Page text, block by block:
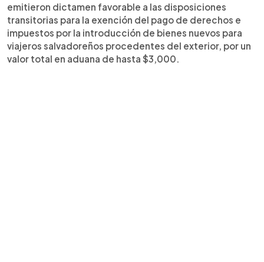
emitieron dictamen favorable a las disposiciones
transitorias para la exención del pago de derechos e
impuestos por la introducción de bienes nuevos para
viajeros salvadoreños procedentes del exterior, por un
valor total en aduana de hasta $3,000.